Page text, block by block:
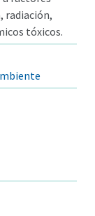
radiación,
tóxicos.